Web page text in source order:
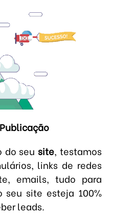
do seusite, testamos
links de redes
emails, tudo para
seu site esteja 100%
leads.